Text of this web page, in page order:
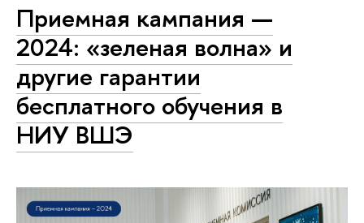
Приемная кампания —
2024: «зеленая волна» и
другие гарантии
бесплатного обучения в
НИУ ВШЭ